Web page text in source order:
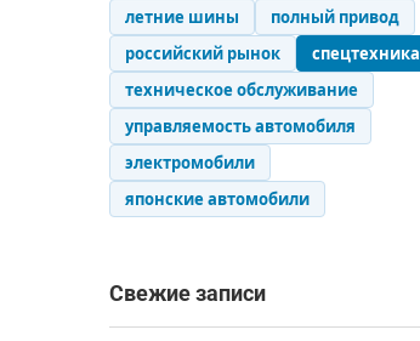
летние шины
полный привод
российский рынок
спецтехника
техническое обслуживание
управляемость автомобиля
электромобили
японские автомобили
Свежие записи